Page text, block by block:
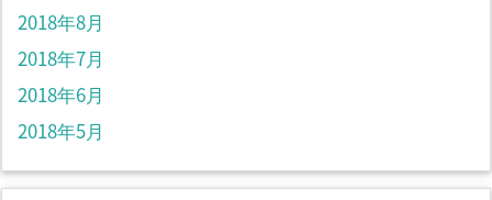
2018年8月
2018年7月
2018年6月
2018年5月